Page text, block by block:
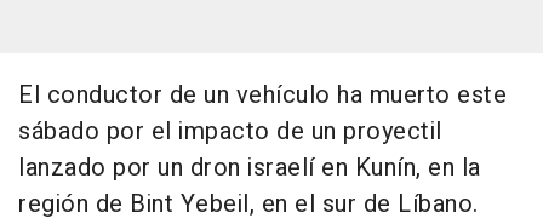
El conductor de un vehículo ha muerto este
sábado por el impacto de un proyectil
lanzado por un dron israelí en Kunín, en la
región de Bint Yebeil, en el sur de Líbano.